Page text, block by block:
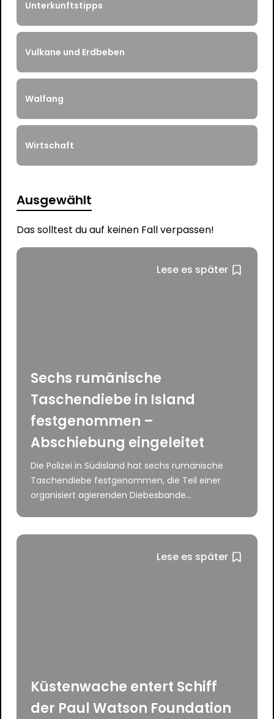
Unterkunftstipps
Vulkane und Erdbeben
Walfang
Wirtschaft
Ausgewählt
Das solltest du auf keinen Fall verpassen!
Lese es später
Sechs rumänische
Taschendiebe in Island
festgenommen –
Abschiebung eingeleitet
Die Polizei in Südisland hat sechs rumänische
Taschendiebe festgenommen, die Teil einer
organisiert agierenden Diebesbande...
Lese es später
Küstenwache entert Schiff
der Paul Watson Foundation